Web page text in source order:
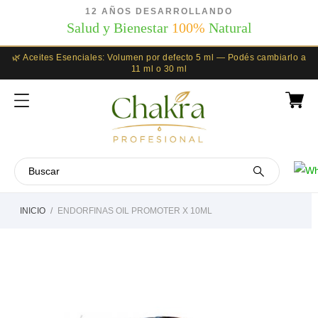
12 AÑOS DESARROLLANDO
Salud y Bienestar 100% Natural
🌿 Aceites Esenciales: Volumen por defecto 5 ml — Podés cambiarlo a
11 ml o 30 ml
INICIO ENDORFINAS OIL PROMOTER X 10ML